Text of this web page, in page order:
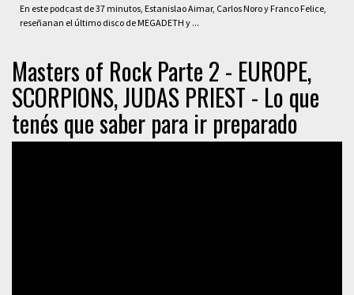
En este podcast de 37 minutos, Estanislao Aimar, Carlos Noro y Franco Felice,
reseñanan el último disco de MEGADETH y ...
Masters of Rock Parte 2 - EUROPE,
SCORPIONS, JUDAS PRIEST - Lo que
tenés que saber para ir preparado